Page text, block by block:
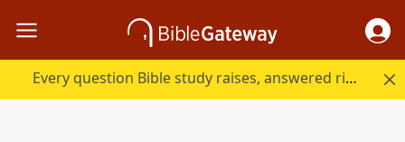
Every question Bible study raises, answered right here.